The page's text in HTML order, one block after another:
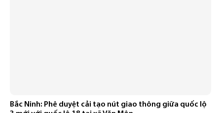
Bắc Ninh: Phê duyệt cải tạo nút giao thông giữa quốc lộ